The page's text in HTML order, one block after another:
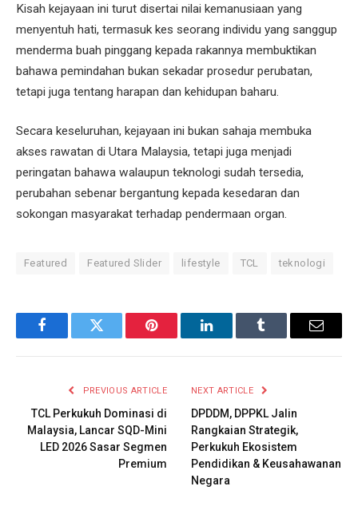
Kisah kejayaan ini turut disertai nilai kemanusiaan yang
menyentuh hati, termasuk kes seorang individu yang sanggup
menderma buah pinggang kepada rakannya membuktikan
bahawa pemindahan bukan sekadar prosedur perubatan,
tetapi juga tentang harapan dan kehidupan baharu.
Secara keseluruhan, kejayaan ini bukan sahaja membuka
akses rawatan di Utara Malaysia, tetapi juga menjadi
peringatan bahawa walaupun teknologi sudah tersedia,
perubahan sebenar bergantung kepada kesedaran dan
sokongan masyarakat terhadap pendermaan organ.
Featured Featured Slider lifestyle TCL teknologi
FacebookTwitter Pinterest LinkedInTumblr Email
PREVIOUS ARTICLE
TCL Perkukuh Dominasi di
Malaysia, Lancar SQD-Mini
LED 2026 Sasar Segmen
Premium
NEXT ARTICLE
DPDDM, DPPKL Jalin
Rangkaian Strategik,
Perkukuh Ekosistem
Pendidikan & Keusahawanan
Negara